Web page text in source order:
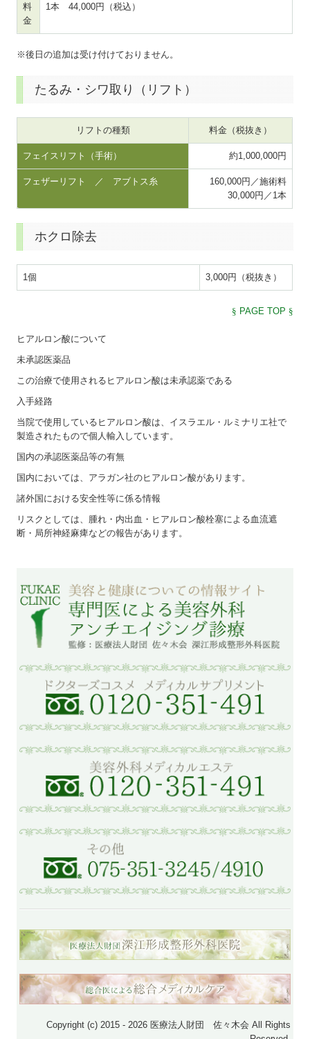
料
金
1本 44,000円（税込）
※後日の追加は受け付けておりません。
たるみ・シワ取り（リフト）
リフトの種類 料金（税抜き）
フェイスリフト（手術） 約1,000,000円
フェザーリフト ／ アブトス糸
160,000円／施術料
30,000円／1本
ホクロ除去
1個 3,000円（税抜き）
§ PAGE TOP §
ヒアルロン酸について
未承認医薬品
この治療で使用されるヒアルロン酸は未承認薬である
入手経路
当院で使用しているヒアルロン酸は、イスラエル・ルミナリエ社で
製造されたもので個人輸入しています。
国内の承認医薬品等の有無
国内においては、アラガン社のヒアルロン酸があります。
諸外国における安全性等に係る情報
リスクとしては、腫れ・内出血・ヒアルロン酸栓塞による血流遮
断・局所神経麻痺などの報告があります。
Copyright (c) 2015 - 2026 医療法人財団 佐々木会 All Rights